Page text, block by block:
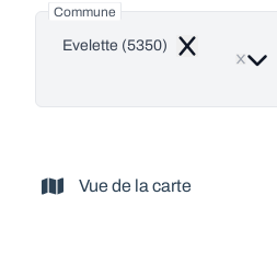
Commune
Evelette (5350) Remove
Vue de la carte